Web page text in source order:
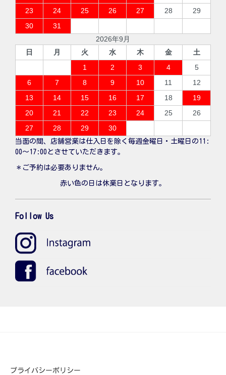
23
24 25 26 27 28
29
30
31
2026年9月
日
月 火 水 木 金
土
1
2 3 4
5
6
7 8 9 10 11
12
13
14 15 16 17 18
19
20
21 22 23 24 25
26
27
28 29 30
当面の間、店舗営業は仕入日を除く毎週金曜日・土曜日の11:
00〜17:00とさせていただきます。
＊ご予約は必要ありません。
赤い色の日は休業日となります。
Follow Us
プライバシーポリシー